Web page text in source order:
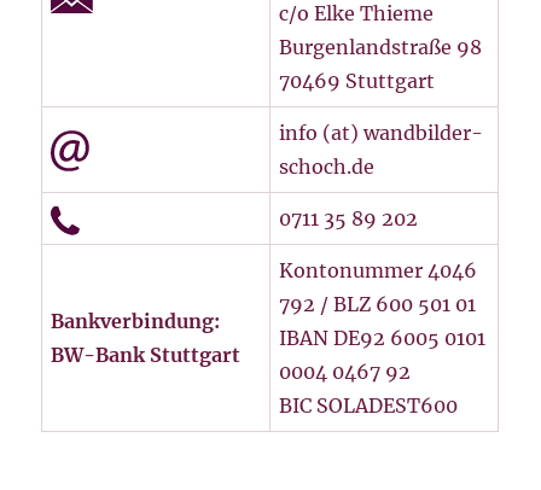
c/o Elke Thieme
Burgenlandstraße 98
70469 Stuttgart
info (at) wandbilder-
schoch.de
0711 35 89 202
Bankverbindung:
BW-Bank Stuttgart
Kontonummer 4046
792 / BLZ 600 501 01
IBAN DE92 6005 0101
0004 0467 92
BIC SOLADEST600